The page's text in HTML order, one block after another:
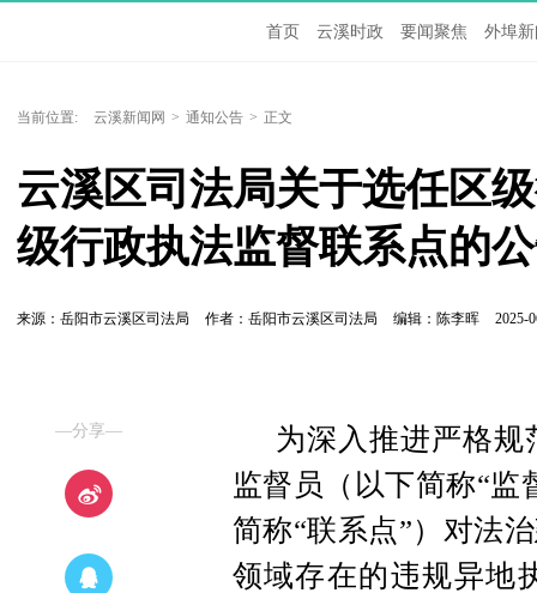
首页 云溪时政 要闻聚焦 外埠
当前位置: 云溪新闻网 > 通知公告 > 正文
云溪区司法局关于选任区
级行政执法监督联系点的
来源：岳阳市云溪区司法局 作者：岳阳市云溪区司法局 编辑：陈李晖 2025-
—分享—
为深入推进严格
监督员（以下简称“监
简称“联系点”）对法
领域存在的违规异地